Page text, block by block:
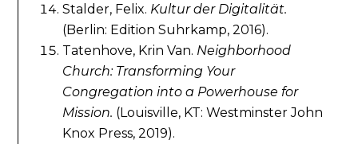
Stalder, Felix. Kultur der Digitalität.
(Berlin: Edition Suhrkamp, 2016).
Tatenhove, Krin Van. Neighborhood
Church: Transforming Your
Congregation into a Powerhouse for
Mission. (Louisville, KT: Westminster John
Knox Press, 2019).